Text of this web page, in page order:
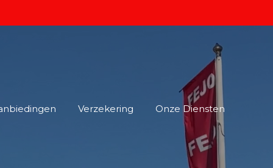
Verzekering Onze Diensten